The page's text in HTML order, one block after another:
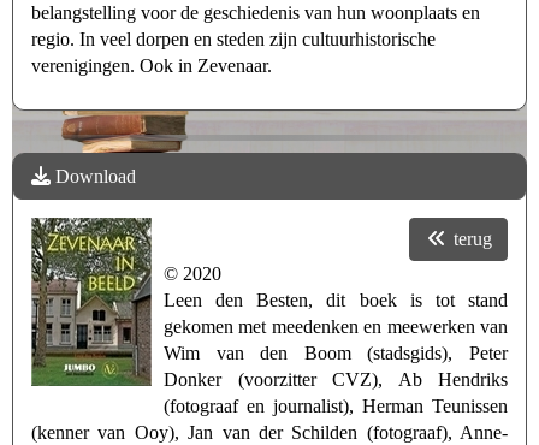
belangstelling voor de geschiedenis van hun woonplaats en
regio. In veel dorpen en steden zijn cultuurhistorische
verenigingen. Ook in Zevenaar.
Download
terug
© 2020
Leen den Besten, dit boek is tot stand
gekomen met meedenken en meewerken van
Wim van den Boom (stadsgids), Peter
Donker (voorzitter CVZ), Ab Hendriks
(fotograaf en journalist), Herman Teunissen
(kenner van Ooy), Jan van der Schilden (fotograaf), Anne-